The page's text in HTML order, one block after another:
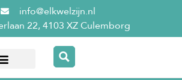
info@elkwelzijn.nl
22, 4103 XZ Culemborg